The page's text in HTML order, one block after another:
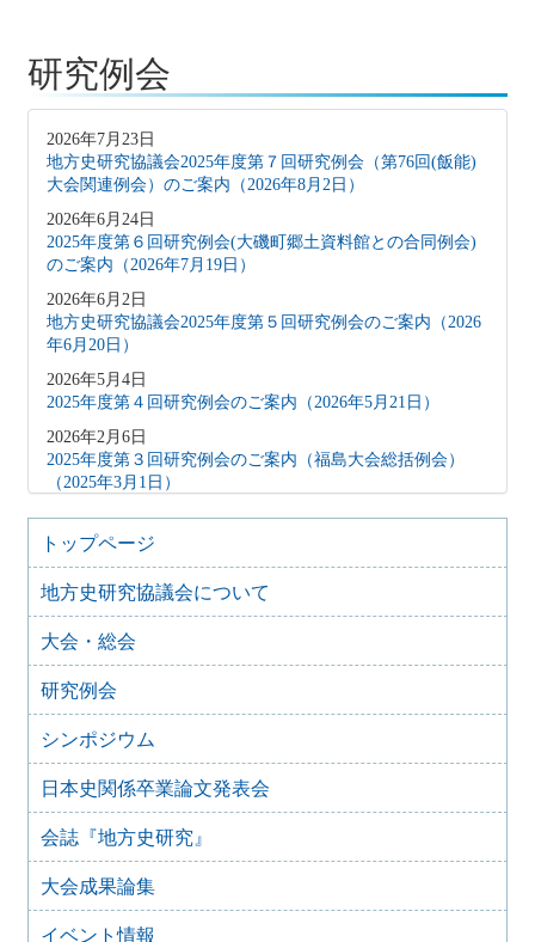
研究例会
2026年7月23日
地方史研究協議会2025年度第７回研究例会（第76回(飯能)
大会関連例会）のご案内（2026年8月2日）
2026年6月24日
2025年度第６回研究例会(大磯町郷土資料館との合同例会)
のご案内（2026年7月19日）
2026年6月2日
地方史研究協議会2025年度第５回研究例会のご案内（2026
年6月20日）
2026年5月4日
2025年度第４回研究例会のご案内（2026年5月21日）
2026年2月6日
2025年度第３回研究例会のご案内（福島大会総括例会）
（2025年3月1日）
2025年12月5日
2025年度第２回研究例会のご案内（伊予史談会との合同例
会）（2026年１月11日）
2025年10月7日
2025年度第１回研究例会のご案内（加能地域史研究会との
合同例会）（2025年11月8日）
2025年9月3日
2024年度第8回研究例会のご案内（2025年9月27日）
2025年6月5日
20日）
2025年6月5日
2024年度第6回研究例会（2025年7月12日）
2025年5月12日
2024年度第5回研究例会（2025年5月30日）
2025年2月27日
トップページ
地方史研究協議会について
大会・総会
研究例会
シンポジウム
日本史関係卒業論文発表会
会誌『地方史研究』
大会成果論集
イベント情報